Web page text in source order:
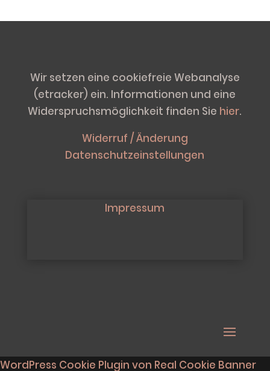
Wir setzen eine cookiefreie Webanalyse
(etracker) ein. Informationen und eine
Widerspruchsmöglichkeit finden Sie hier.
Widerruf / Änderung
Datenschutzeinstellungen
Impressum
WordPress Cookie Plugin von Real Cookie Banner